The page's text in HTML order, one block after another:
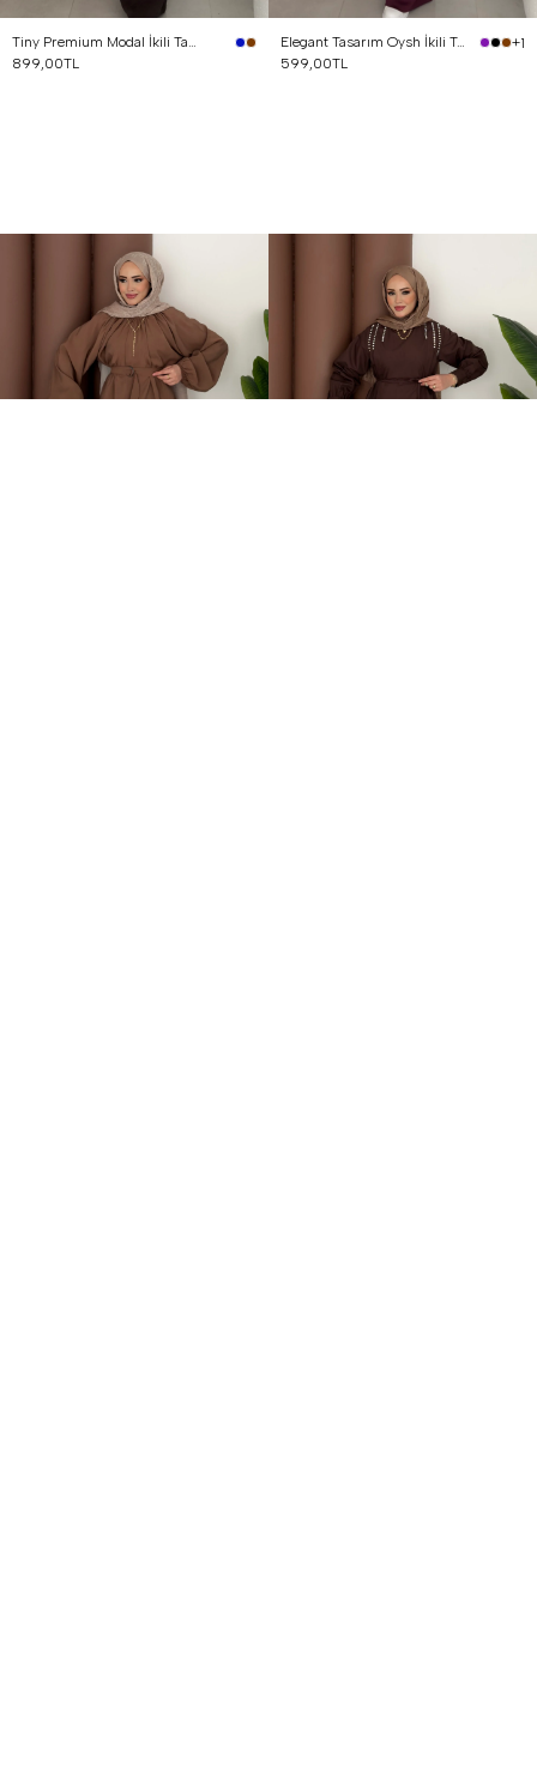
Tiny Premium Modal İkili Takım Kahverengi
899,00TL
Elegant Tasarım Oysh İkili Takım Mürdüm
+1
599,00TL